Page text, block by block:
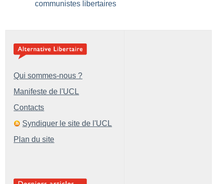
communistes libertaires
Qui sommes-nous ?
Manifeste de l'UCL
Contacts
Syndiquer le site de l'UCL
Plan du site